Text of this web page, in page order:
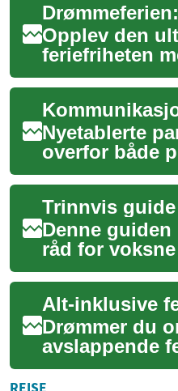
Opplev den
feriefriheten
inkluderende
luksuriøse
Nyetablerte
overfor både
emosjonelle
de skal bygge
forhold. De...
Denne
råd for
trygge,
langsiktige
Den dekker
Drømmer du
avslappende
inkludert og
solen,
REISE